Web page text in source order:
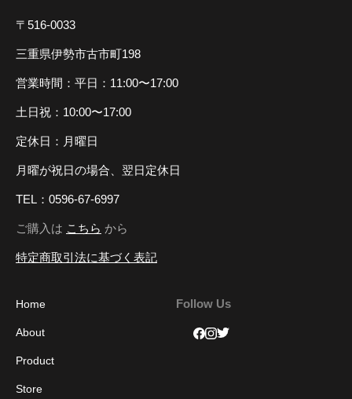
〒516-0033
三重県伊勢市古市町198
営業時間：平日：11:00〜17:00
土日祝：10:00〜17:00
定休日：月曜日
月曜が祝日の場合、翌日定休日
TEL：0596-67-6997
ご購入は こちら から
特定商取引法に基づく表記
Home
About
Product
Store
Follow Us